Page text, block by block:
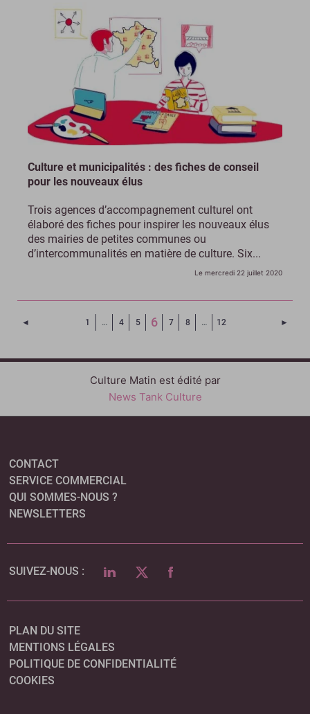
Culture et municipalités : des fiches de conseil
pour les nouveaux élus
Trois agences d’accompagnement culturel ont
élaboré des fiches pour inspirer les nouveaux élus
des mairies de petites communes ou
d’intercommunalités en matière de culture. Six...
Le mercredi 22 juillet 2020
◄ Page précédente
1 … 4 5 6(Page courante)
7 8 … 12 ►
Culture Matin est édité par
News Tank Culture
CONTACT
SERVICE COMMERCIAL
QUI SOMMES-NOUS ?
NEWSLETTERS
SUIVEZ-NOUS : LINKEDINTWITTERFACEBOOK
PLAN DU SITE
MENTIONS LÉGALES
POLITIQUE DE CONFIDENTIALITÉ
COOKIES